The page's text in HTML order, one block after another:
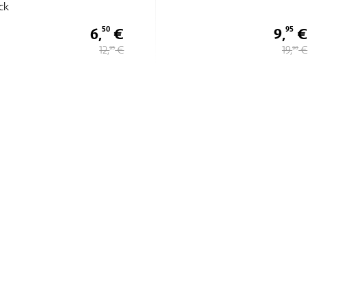
9,95 €
19,90€
8,45 €
16,90€